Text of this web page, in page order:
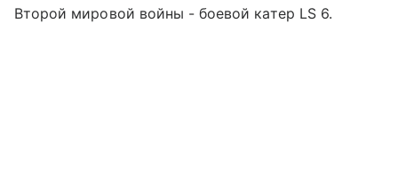
Второй мировой войны - боевой катер LS 6.